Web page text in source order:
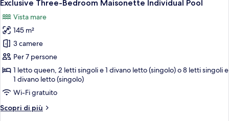
tutte
le
foto
per
Exclusive
Three-
Bedroom
Maisonette
Individual
Pool
Exclusive Three-Bedroom Maisonette Individual Pool
Vista mare
145 m²
3 camere
Per 7 persone
1 letto queen, 2 letti singoli e 1 divano letto (singolo) o 8 letti singoli e
1 divano letto (singolo)
Wi-Fi gratuito
Scopri di più
Altri